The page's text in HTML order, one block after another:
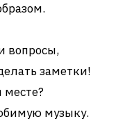
вопросы,
заметки!
месте?
музыку.